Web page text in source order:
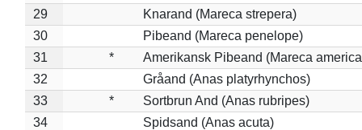
29
Knarand (Mareca strepera)
30
Pibeand (Mareca penelope)
31
*
Amerikansk Pibeand (Mareca
32
Gråand (Anas platyrhynchos)
33
*
Sortbrun And (Anas rubripes)
34
Spidsand (Anas acuta)